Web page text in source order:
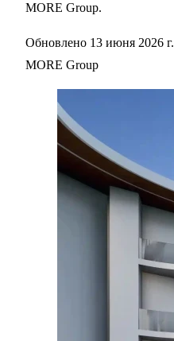
MORE Group.
Обновлено 13 июня 2026 г.
MORE Group